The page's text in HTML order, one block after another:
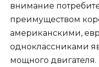
внимание
преимуществом
американскими,
одноклассниками
мощного двигателя.